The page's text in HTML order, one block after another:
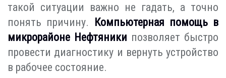
такой ситуации важно не гадать, а точно
понять причину.
Компьютерная помощь в
микрорайоне Нефтяники позволяет быстро
провести диагностику и вернуть устройство
в рабочее состояние.